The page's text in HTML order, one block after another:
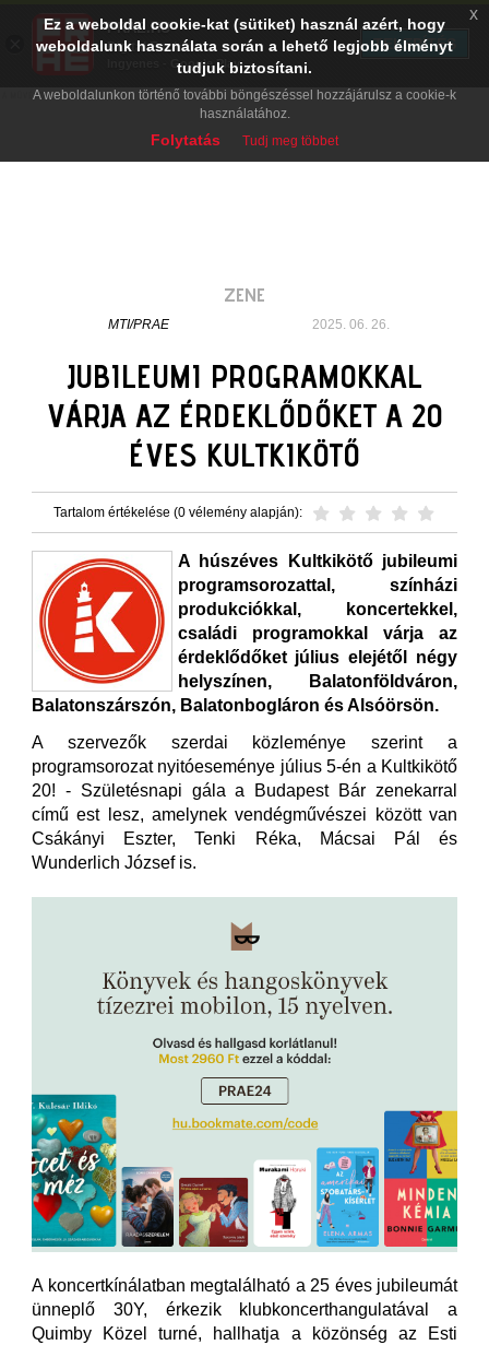
ZENE
MTI/PRAE 2025. 06. 26.
JUBILEUMI PROGRAMOKKAL
VÁRJA AZ ÉRDEKLŐDŐKET A 20
ÉVES KULTKIKÖTŐ
Tartalom értékelése (0 vélemény alapján):
A húszéves Kultkikötő jubileumi
programsorozattal, színházi
produkciókkal, koncertekkel,
családi programokkal várja az
érdeklődőket július elejétől négy
helyszínen, Balatonföldváron,
Balatonszárszón, Balatonbogláron és Alsóörsön.
A szervezők szerdai közleménye szerint a
programsorozat nyitóeseménye július 5-én a Kultkikötő
20! - Születésnapi gála a Budapest Bár zenekarral
című est lesz, amelynek vendégművészei között van
Csákányi Eszter, Tenki Réka, Mácsai Pál és
Wunderlich József is.
A koncertkínálatban megtalálható a 25 éves jubileumát
ünneplő 30Y, érkezik klubkoncerthangulatával a
Quimby Közel turné, hallhatja a közönség az Esti
Ez a weboldal cookie-kat (sütiket) használ azért, hogy
weboldalunk használata során a lehető legjobb élményt
tudjuk biztosítani.
A weboldalunkon történő további böngészéssel hozzájárulsz a cookie-k
használatához.
Folytatás Tudj meg többet
x
PRAE.HU
Digital Evolution
Ingyenes - Google Play
TELEPÍTÉS